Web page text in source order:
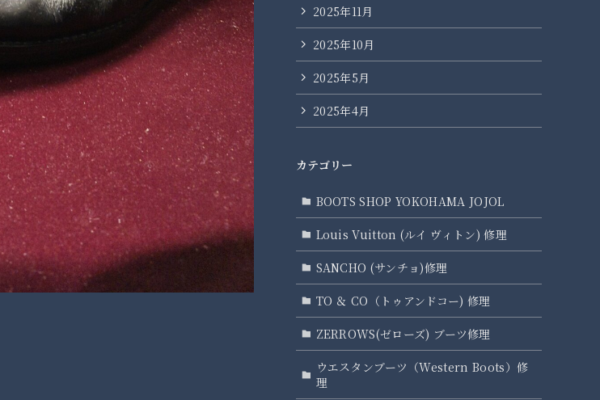
2025年11月
2025年10月
2025年5月
2025年4月
カテゴリー
BOOTS SHOP YOKOHAMA JOJOL
Louis Vuitton (ルイ ヴィトン) 修理
SANCHO (サンチョ)修理
TO ＆ CO（トゥアンドコー) 修理
ZERROWS(ゼローズ) ブーツ修理
ウエスタンブーツ（Western Boots）修
理